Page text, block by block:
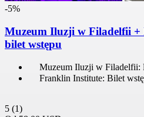
-5%
Muzeum Iluzji w Filadelfii
bilet wstępu
Muzeum Iluzji w Filadelfii:
Franklin Institute: Bilet
5 (1)